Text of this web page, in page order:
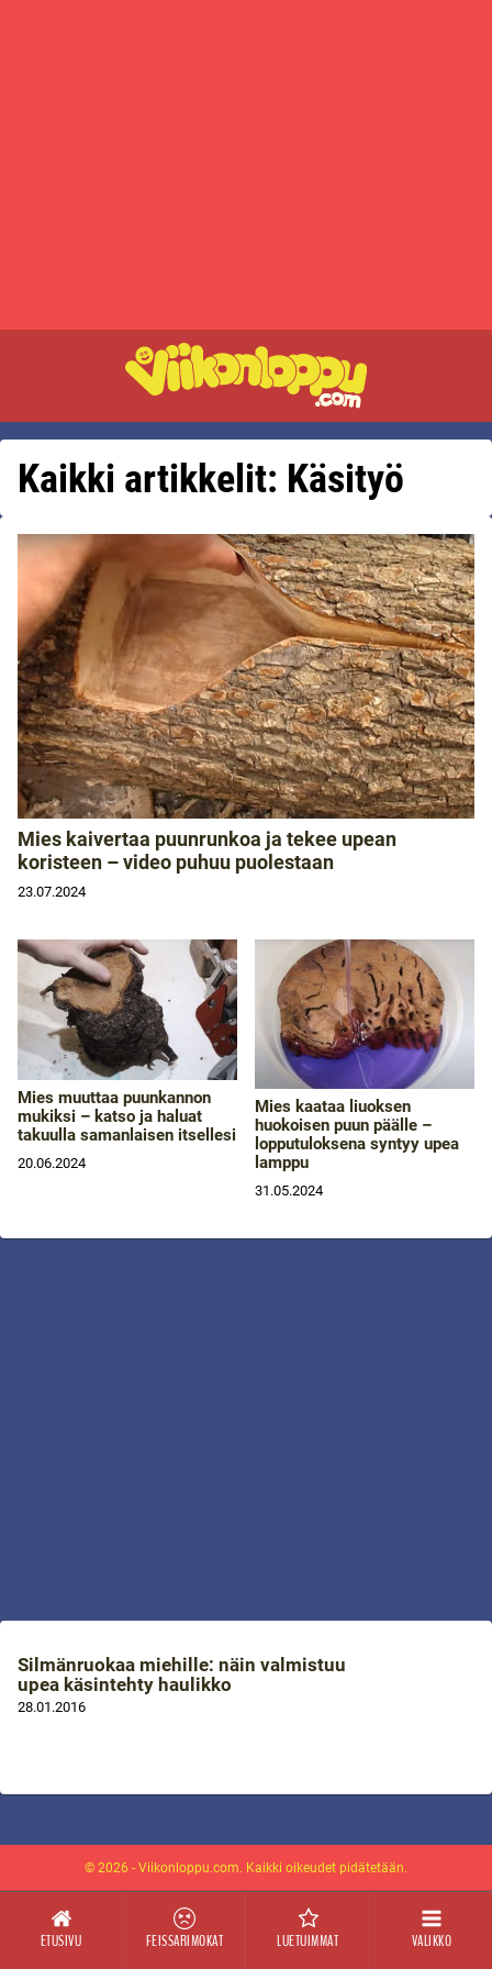
ETUSIVU FEISSARIMOKAT LUETUIMMAT VALIKKO
Kaikki artikkelit: Käsityö
Mies kaivertaa puunrunkoa ja tekee upean
koristeen – video puhuu puolestaan
23.07.2024
Mies muuttaa puunkannon
mukiksi – katso ja haluat
takuulla samanlaisen itsellesi
20.06.2024
Mies kaataa liuoksen
huokoisen puun päälle –
lopputuloksena syntyy upea
lamppu
31.05.2024
Silmänruokaa miehille: näin valmistuu
upea käsintehty haulikko
28.01.2016
© 2026 - Viikonloppu.com. Kaikki oikeudet pidätetään.